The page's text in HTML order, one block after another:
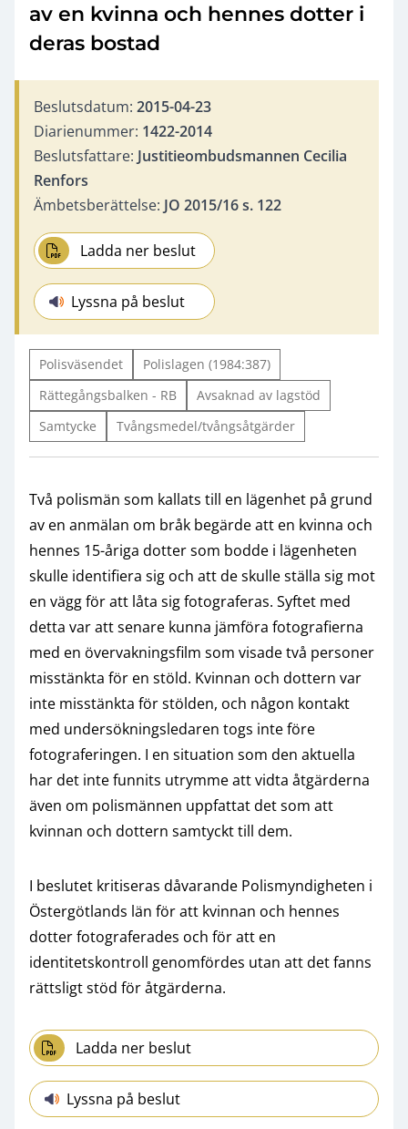
av en kvinna och hennes dotter i
deras bostad
Beslutsdatum: 2015-04-23
Diarienummer: 1422-2014
Beslutsfattare: Justitieombudsmannen Cecilia
Renfors
Ämbetsberättelse: JO 2015/16 s. 122
Ladda ner beslut
Lyssna på beslut
Polisväsendet
Polislagen (1984:387)
Rättegångsbalken - RB
Avsaknad av lagstöd
Samtycke
Tvångsmedel/tvångsåtgärder
Två polismän som kallats till en lägenhet på grund
av en anmälan om bråk begärde att en kvinna och
hennes 15-åriga dotter som bodde i lägenheten
skulle identifiera sig och att de skulle ställa sig mot
en vägg för att låta sig fotograferas. Syftet med
detta var att senare kunna jämföra fotografierna
med en övervakningsfilm som visade två personer
misstänkta för en stöld. Kvinnan och dottern var
inte misstänkta för stölden, och någon kontakt
med undersökningsledaren togs inte före
fotograferingen. I en situation som den aktuella
har det inte funnits utrymme att vidta åtgärderna
även om polismännen uppfattat det som att
kvinnan och dottern samtyckt till dem.
I beslutet kritiseras dåvarande Polismyndigheten i
Östergötlands län för att kvinnan och hennes
dotter fotograferades och för att en
identitetskontroll genomfördes utan att det fanns
rättsligt stöd för åtgärderna.
Ladda ner beslut
Lyssna på beslut